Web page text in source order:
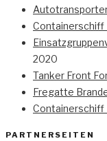
Autotransporter
Containerschiff
2020
Tanker Front
Fregatte
Containerschiff
PARTNERSEITEN